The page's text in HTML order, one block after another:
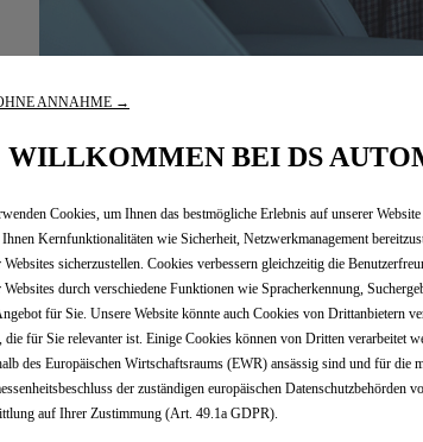
Angebot gültig für
Empfohlener
CHF 49'800.-,
39 g/km;
ANNAHME →
WILLKOMMEN BEI DS
Cookies, um Ihnen das bestmögliche Erlebnis auf unserer
Ihnen Kernfunktionalitäten wie Sicherheit, Netzwerkmanagement
Websites sicherzustellen. Cookies verbessern gleichzeitig die
Websites durch verschiedene Funktionen wie Spracherkennung,
für Sie. Unsere Website könnte auch Cookies von Drittanbietern
die für Sie relevanter ist. Einige Cookies können von Dritten verarbeitet
des Europäischen Wirtschaftsraums (EWR) ansässig sind und für die
der zuständigen europäischen Datenschutzbehörden
auf Ihrer Zustimmung (Art. 49.1a GDPR).